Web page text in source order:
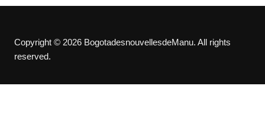
Copyright © 2026 BogotadesnouvellesdeManu. All rights
reserved.